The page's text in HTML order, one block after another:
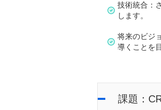
技術統合：
します。
将来のビジ
導くことを
課題：